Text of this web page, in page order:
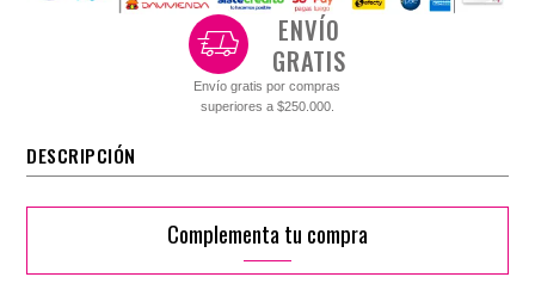
ENVÍO
GRATIS
Envío gratis por compras
superiores a $250.000.
DESCRIPCIÓN
Complementa tu compra